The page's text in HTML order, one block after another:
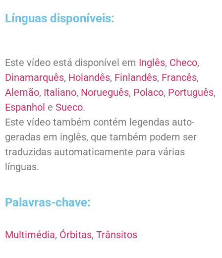
Línguas disponíveis:
Este vídeo está disponível em Inglês, Checo,
Dinamarquês, Holandês, Finlandês, Francês,
Alemão, Italiano, Norueguês, Polaco, Português,
Espanhol e Sueco.
Este vídeo também contém legendas auto-
geradas em inglês, que também podem ser
traduzidas automaticamente para várias
línguas.
Palavras-chave:
Multimédia, Órbitas, Trânsitos